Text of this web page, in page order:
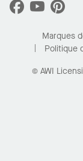
Performance
Trouver un
Pour la maison
Marques
Politique
© AWI